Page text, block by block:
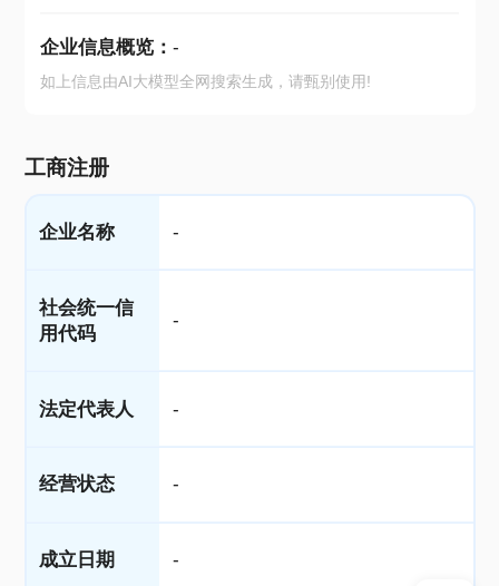
企业信息概览： -
如上信息由AI大模型全网搜索生成，请甄别使用!
工商注册
企业名称 -
社会统一信
用代码
-
法定代表人 -
经营状态 -
成立日期 -